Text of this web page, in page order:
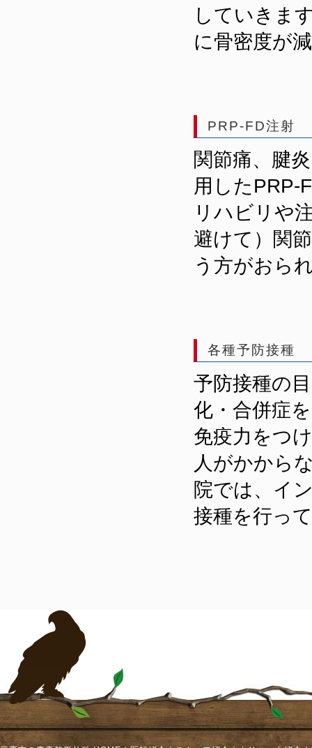
していきま
に骨密度が
PRP-FD注射
関節痛、腱
用したPRP-
リハビリや
避けて）関
う方がおら
各種予防接種
予防接種の
化・合併症
免疫力をつ
人がかから
院では、イ
接種を行っ